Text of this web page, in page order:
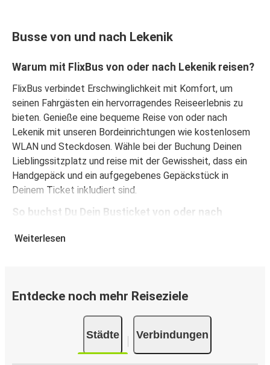
Busse von und nach Lekenik
Warum mit FlixBus von oder nach Lekenik reisen?
FlixBus verbindet Erschwinglichkeit mit Komfort, um
seinen Fahrgästen ein hervorragendes Reiseerlebnis zu
bieten. Genieße eine bequeme Reise von oder nach
Lekenik mit unseren Bordeinrichtungen wie kostenlosem
WLAN und Steckdosen. Wähle bei der Buchung Deinen
Lieblingssitzplatz und reise mit der Gewissheit, dass ein
Handgepäck und ein aufgegebenes Gepäckstück in
Deinem Ticket inkludiert sind.
So buchst Du Dein Busticket von oder nach
Wenn Du Dein Ticket von oder nach Lekenik online kaufst,
Zahlungsmethoden wählen, z. B. Debitkarte, Kreditkarte
(Visa/Mastercard/Maestro/Amex/Diners
Club/JCB/Discover) Carte Bleue, PayPal, Google Pay und
Weiterlesen
Entdecke noch mehr Reiseziele
Städte Verbindungen